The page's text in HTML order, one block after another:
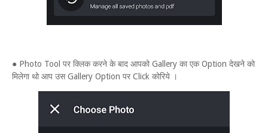
● Photo Tool पर क्लिक करने के बाद आपको Gallery का एक Option देखने को
मिलेगा थो आप उस Gallery Option पर Click कोरिये ।